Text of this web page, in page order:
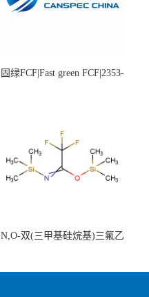
固绿FCF|Fast green FCF|2353-
N,O-双(三甲基硅烷基)三氟乙